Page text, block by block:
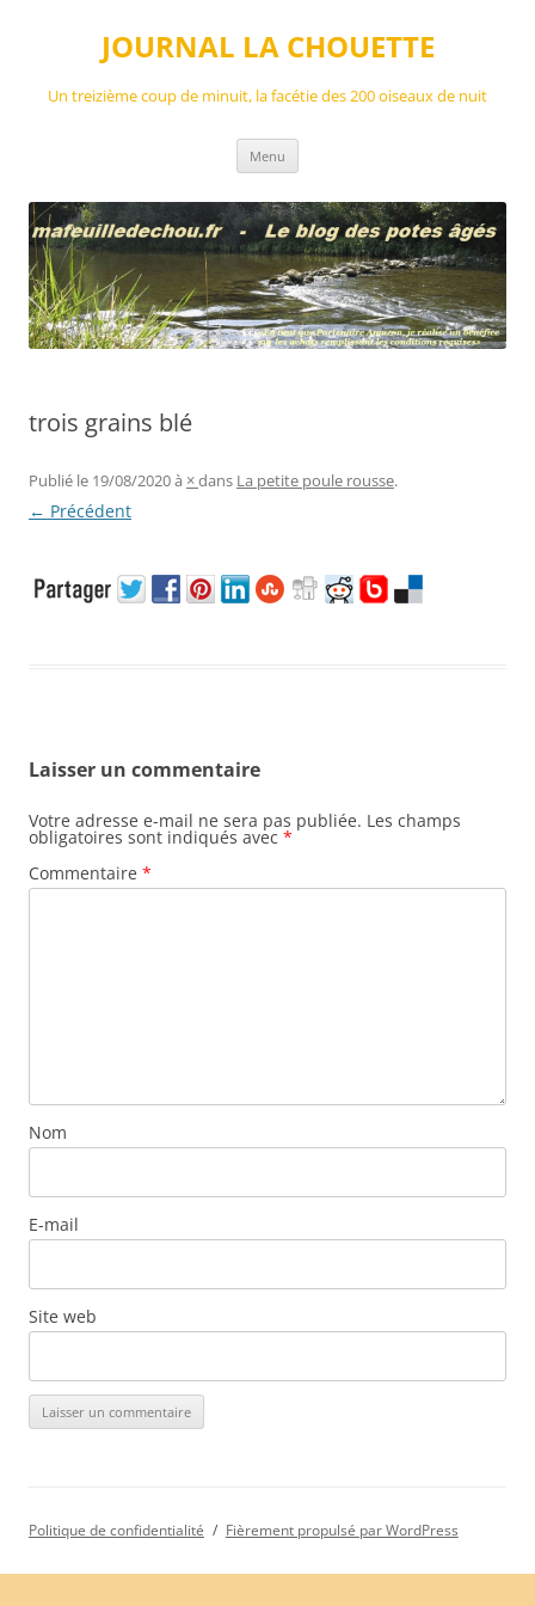
JOURNAL LA CHOUETTE
Un treizième coup de minuit, la facétie des 200 oiseaux de nuit
Menu
trois grains blé
Publié le 19/08/2020à ×dans La petite poule rousse.
← Précédent
Laisser un commentaire
Votre adresse e-mail ne sera pas publiée. Les champs
obligatoires sont indiqués avec *
Commentaire *
Nom
E-mail
Site web
Politique de confidentialité Fièrement propulsé par WordPress